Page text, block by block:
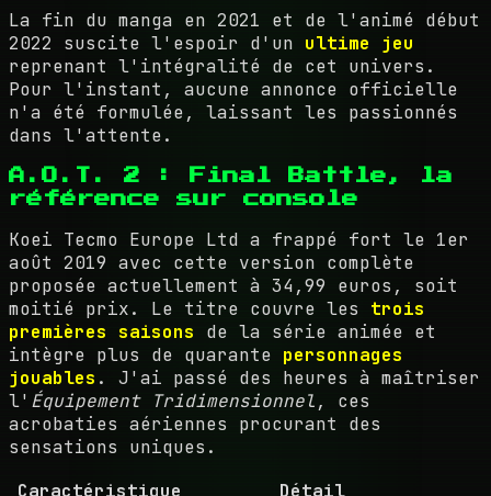
La fin du manga en 2021 et de l'animé début
2022 suscite l'espoir d'un ultime jeu
reprenant l'intégralité de cet univers.
Pour l'instant, aucune annonce officielle
n'a été formulée, laissant les passionnés
dans l'attente.
A.O.T. 2 : Final Battle, la
référence sur console
Koei Tecmo Europe Ltd a frappé fort le 1er
août 2019 avec cette version complète
proposée actuellement à 34,99 euros, soit
moitié prix. Le titre couvre les trois
premières saisons de la série animée et
intègre plus de quarante personnages
jouables . J'ai passé des heures à maîtriser
l' Équipement Tridimensionnel, ces
acrobaties aériennes procurant des
sensations uniques.
Caractéristique
Détail